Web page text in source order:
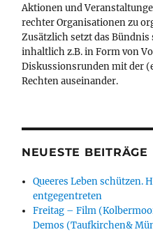
Aktionen und
rechter Organisationen zu
Zusätzlich setzt das Bündnis
inhaltlich z.B. in Form von
Diskussionsrunden mit der
Rechten auseinander.
NEUESTE BEITRÄGE
Queeres Leben schützen.
entgegentreten
Freitag – Film
Demos (Taufkirchen&